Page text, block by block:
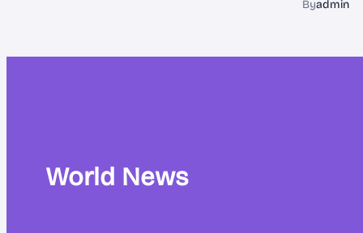
Byadmin
World News